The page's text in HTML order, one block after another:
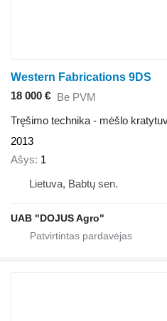
Western Fabrications 9DS
18 000 € Be PVM
Tręšimo technika - mėšlo
2013
Ašys 1
Lietuva, Babtų sen.
UAB "DOJUS Agro"